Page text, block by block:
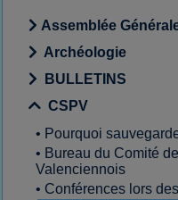
Assemblée
Archéologie
BULLETINS
CSPV
• Pourquoi
• Bureau du Comité
Valenciennois
• Conférences lors